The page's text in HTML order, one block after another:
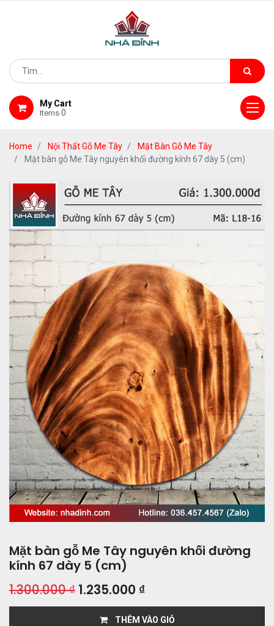
My Cart
Items 0
Home Nội Thất Gỗ Me Tây
Mặt Bàn Gỗ Me Tây
Mặt bàn gỗ Me Tây nguyên khối đường kính 67 dày 5 (cm)
Mặt bàn gỗ Me Tây nguyên khối đường
kính 67 dày 5 (cm)
1.300.000₫ 1.235.000 ₫
THÊM VÀO GIỎ